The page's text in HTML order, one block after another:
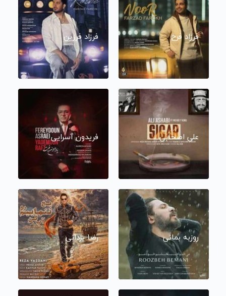
فرزاد فرخ فرزاد فرزین
علی اصحابی فریدون آسرایی
روزبه بمانی رضا یزدانی